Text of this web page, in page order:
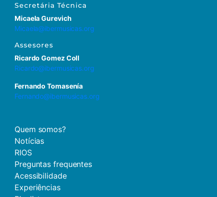
Secretária Técnica
Micaela Gurevich
Micaela@ibermusicas.org
Assesores
Ricardo Gomez Coll
Ricardo@ibermusicas.org
Fernando Tomasenía
Fernando@ibermusicas.org
Quem somos?
Notícias
RIOS
Preguntas frequentes
Acessibilidade
Experiências